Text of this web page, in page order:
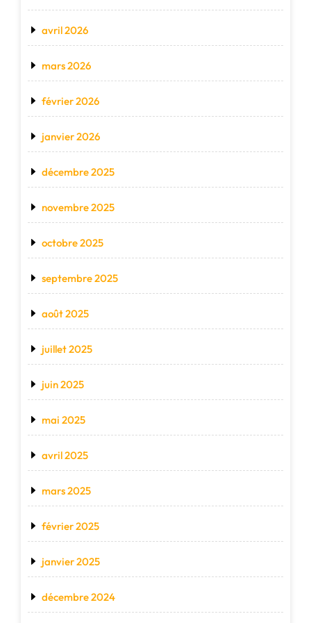
avril 2026
mars 2026
février 2026
janvier 2026
décembre 2025
novembre 2025
octobre 2025
septembre 2025
août 2025
juillet 2025
juin 2025
mai 2025
avril 2025
mars 2025
février 2025
janvier 2025
décembre 2024